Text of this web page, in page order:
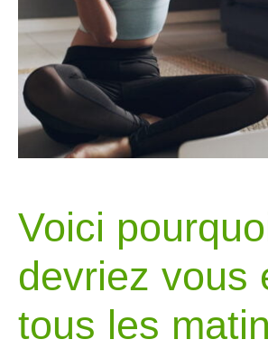
Voici
devriez vous
tous les